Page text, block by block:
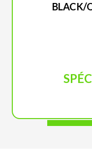
BLACK/